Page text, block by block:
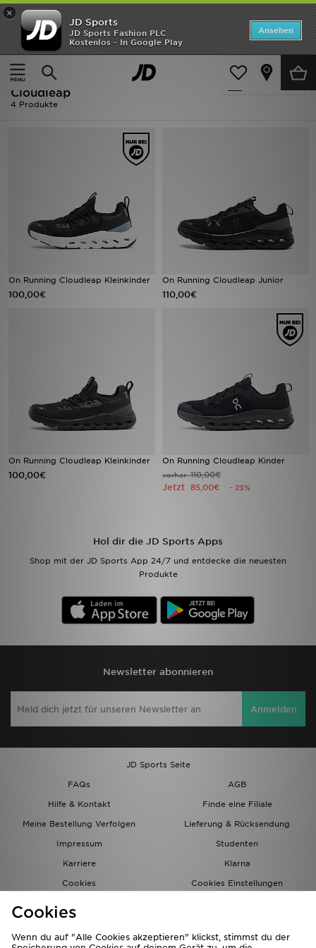
×
JD Sports
JD Sports Fashion PLC
Kostenlos - In Google Play
Ansehen
Home
Kinder
Verfeinern
Kinder - Schwarz On Running
Cloudleap
4 Produkte
On Running Cloudleap Kleinkinder
100,00€
On Running Cloudleap Junior
110,00€
On Running Cloudleap Kleinkinder
100,00€
On Running Cloudleap Kinder
vorher110,00€
Jetzt 85,00€ - 23%
Hol dir die JD Sports Apps
Shop mit der JD Sports App 24/7 und entdecke die neuesten
Produkte
Newsletter abonnieren
Anmelden
JD Sports Seite
FAQs
AGB
Hilfe & Kontakt
Finde eine Filiale
Meine Bestellung Verfolgen
Lieferung & Rücksendung
Impressum
Studenten
Karriere
Klarna
Cookies
Cookies Einstellungen
ANGEBOTE
Neuheiten
Herren
Marken
Fußball
Sport
Hilfe & Kontakt
Studenten
Cookies
Wenn du auf "Alle Cookies akzeptieren" klickst, stimmst du der